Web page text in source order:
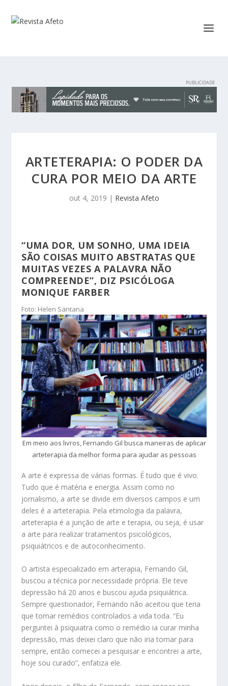
ARTETERAPIA: O PODER DA
CURA POR MEIO DA ARTE
out 4, 2019 | Revista Afeto
“UMA DOR, UM SONHO, UMA IDEIA
SÃO COISAS MUITO ABSTRATAS QUE
MUITAS VEZES A PALAVRA NÃO
COMPREENDE”, DIZ PSICÓLOGA
MONIQUE FARBER
Foto: Helen Santana
Em meio aos livros, Fernando Gil busca maneiras de aplicar
arteterapia da melhor forma para ajudar as pessoas
A arte é expressa de várias formas. É tudo que é vivo.
Tudo que é matéria e energia. Assim como no
jornalismo, a arte se divide em diversos campos e um
deles é a arteterapia. Pela etimologia da palavra,
arteterapia é a junção de arte e terapia, ou seja, é usar
a arte para realizar tratamentos psicológicos,
psiquiátricos e de autoconhecimento.
O artista especializado em arterapia, Fernando Gil,
buscou a técnica por necessidade própria. Ele teve
depressão há 20 anos e buscou ajuda psiquiátrica.
Sempre questionador, Fernando não aceitou que teria
que tomar remédios controlados a vida toda. “Eu
perguntei à psiquiatra como o remédio ia curar minha
depressão, mas deixei claro que não iria tomar para
sempre, então comecei a pesquisar e encontrei a arte,
hoje sou curado”, enfatiza ele.